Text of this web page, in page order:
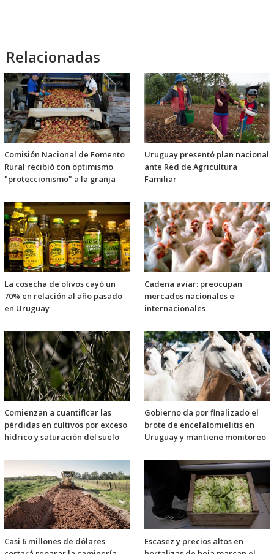
Relacionadas
Comisión Nacional de Fomento
Rural recibió con optimismo
"proteccionismo" a la granja
Uruguay presentó plan nacional
ante Red de Agricultura
Familiar
La cosecha de olivos cayó un
70% en relación al año pasado
en Uruguay
Cadena aviar: preocupan
mercados nacionales e
internacionales
Comienzan a cuantificar las
pérdidas en cultivos por exceso
hídrico y saturación del suelo
Gobierno da por finalizado el
brote de encefalomielitis en
Uruguay y mantiene monitoreo
Casi 6 millones de dólares
Escasez y precios altos en